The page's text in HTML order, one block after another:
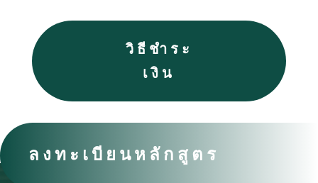
วิธีชำระ
เงิน
ลงทะเบียนหลักสูตร